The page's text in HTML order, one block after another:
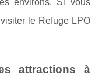
environs. Si vous
le Refuge LPO
attractions à